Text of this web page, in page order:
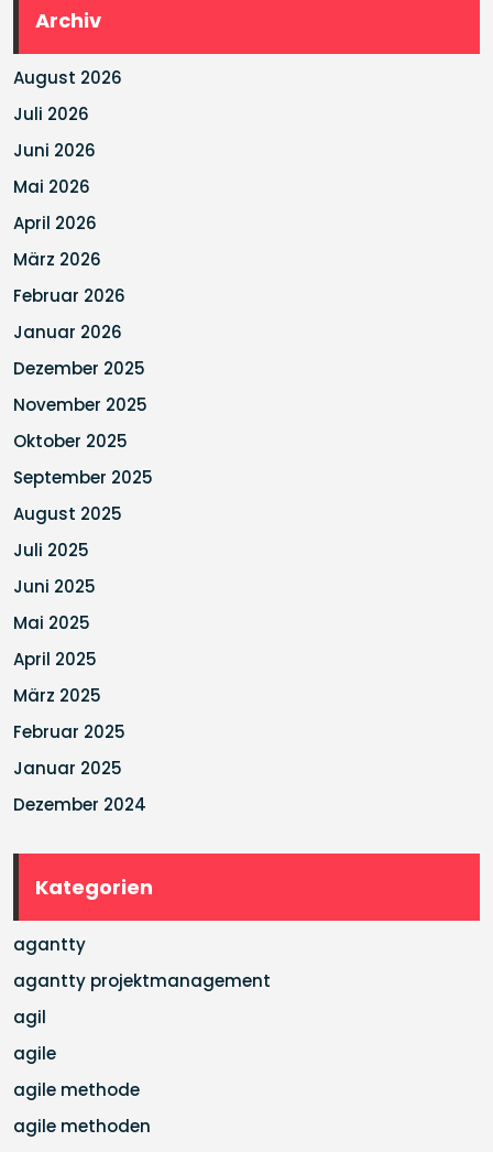
Archiv
August 2026
Juli 2026
Juni 2026
Mai 2026
April 2026
März 2026
Februar 2026
Januar 2026
Dezember 2025
November 2025
Oktober 2025
September 2025
August 2025
Juli 2025
Juni 2025
Mai 2025
April 2025
März 2025
Februar 2025
Januar 2025
Dezember 2024
Kategorien
agantty
agantty projektmanagement
agil
agile
agile methode
agile methoden